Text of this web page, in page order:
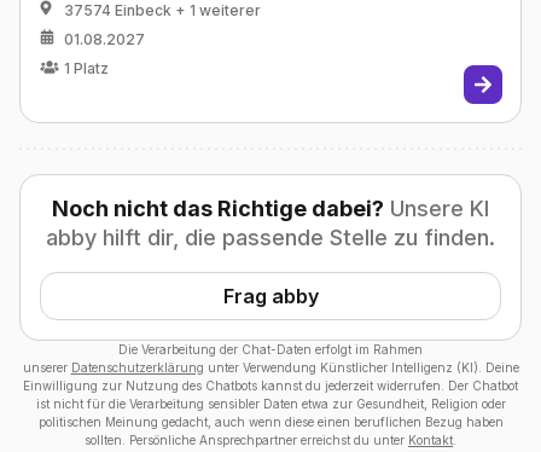
37574 Einbeck + 1 weiterer
01.08.2027
1 Platz
Noch nicht das Richtige dabei? Unsere KI
abby hilft dir, die passende Stelle zu finden.
Frag abby
Die Verarbeitung der Chat-Daten erfolgt im Rahmen
unserer Datenschutzerklärung unter Verwendung Künstlicher Intelligenz (KI). Deine
Einwilligung zur Nutzung des Chatbots kannst du jederzeit widerrufen. Der Chatbot
ist nicht für die Verarbeitung sensibler Daten etwa zur Gesundheit, Religion oder
politischen Meinung gedacht, auch wenn diese einen beruflichen Bezug haben
sollten. Persönliche Ansprechpartner erreichst du unter Kontakt